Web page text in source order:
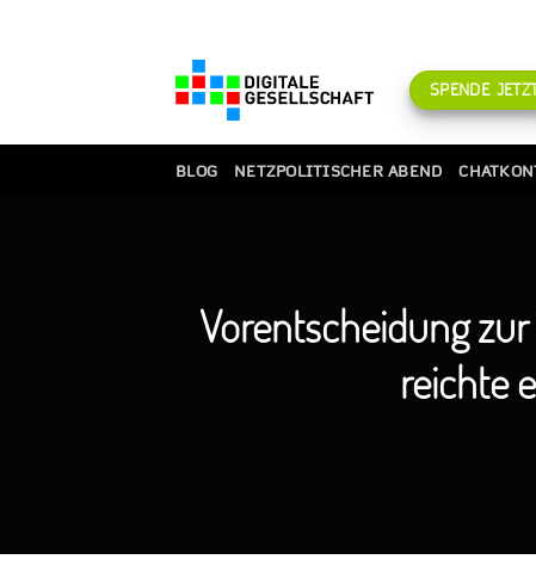
SPENDE
BLOG NETZPOLITISCHER ABEND
Vorentscheidung
reichte